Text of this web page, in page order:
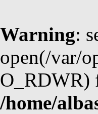
Warning:
open(/var/
O_RDWR)
/home/